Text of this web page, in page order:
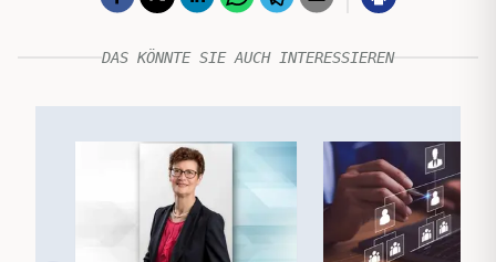
DAS KÖNNTE SIE AUCH INTERESSIEREN